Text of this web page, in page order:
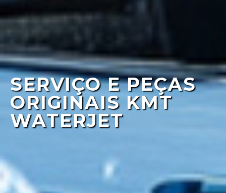
SERVIÇO E PEÇAS
ORIGINAIS KMT
WATERJET